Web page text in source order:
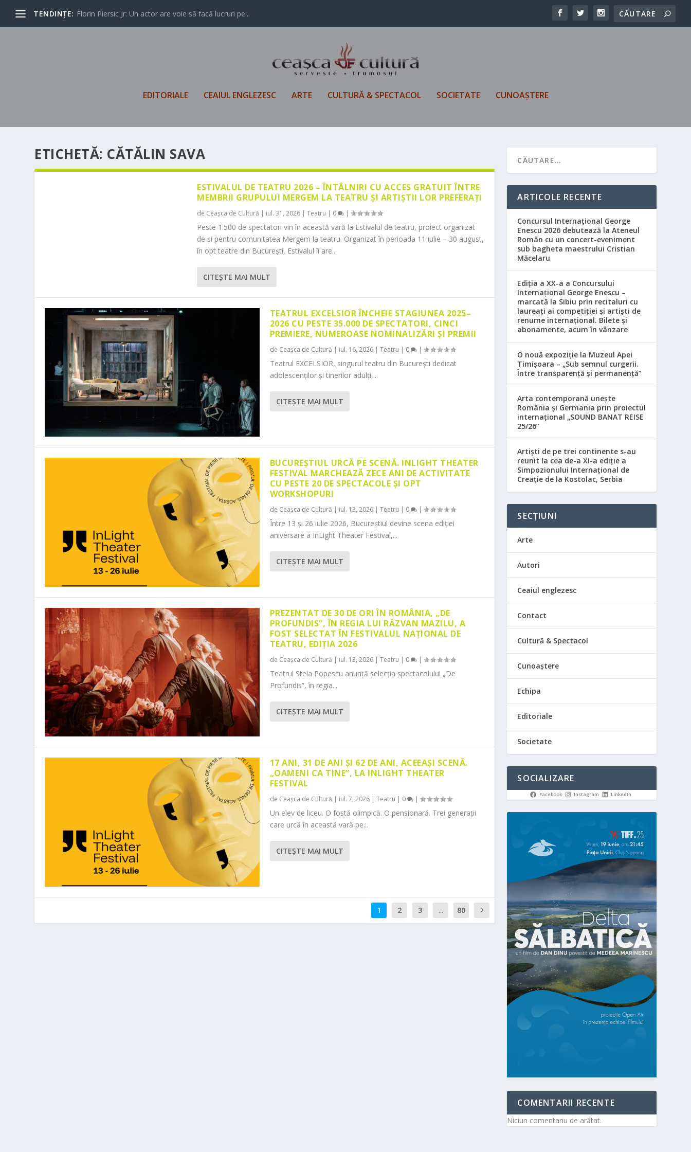
TENDINȚE: Florin Piersic Jr: Un actor are voie să facă lucruri pe...
EDITORIALE CEAIUL ENGLEZESC ARTE CULTURĂ & SPECTACOL SOCIETATE CUNOAȘTERE
ETICHETĂ: CĂTĂLIN SAVA
ESTIVALUL DE TEATRU 2026 – ÎNTÂLNIRI CU ACCES GRATUIT ÎNTRE
MEMBRII GRUPULUI MERGEM LA TEATRU ȘI ARTIȘTII LOR PREFERAȚI
de Ceașca de Cultură | iul. 31, 2026 |Teatru | 0 |
Peste 1.500 de spectatori vin în această vară la Estivalul de teatru, proiect organizat
de și pentru comunitatea Mergem la teatru. Organizat în perioada 11 iulie – 30 august,
în opt teatre din București, Estivalul îi are...
CITEŞTE MAI MULT
TEATRUL EXCELSIOR ÎNCHEIE STAGIUNEA 2025–
2026 CU PESTE 35.000 DE SPECTATORI, CINCI
PREMIERE, NUMEROASE NOMINALIZĂRI ȘI PREMII
de Ceașca de Cultură | iul. 16, 2026| Teatru | 0 |
Teatrul EXCELSIOR, singurul teatru din București dedicat
adolescenților și tinerilor adulți,...
CITEŞTE MAI MULT
BUCUREȘTIUL URCĂ PE SCENĂ. INLIGHT THEATER
FESTIVAL MARCHEAZĂ ZECE ANI DE ACTIVITATE
CU PESTE 20 DE SPECTACOLE ȘI OPT
WORKSHOPURI
de Ceașca de Cultură | iul. 13, 2026| Teatru | 0 |
Între 13 și 26 iulie 2026, Bucureștiul devine scena ediției
aniversare a InLight Theater Festival,...
CITEŞTE MAI MULT
PREZENTAT DE 30 DE ORI ÎN ROMÂNIA, „DE
PROFUNDIS”, ÎN REGIA LUI RĂZVAN MAZILU, A
FOST SELECTAT ÎN FESTIVALUL NAȚIONAL DE
TEATRU, EDIȚIA 2026
de Ceașca de Cultură | iul. 13, 2026| Teatru | 0 |
Teatrul Stela Popescu anunță selecția spectacolului „De
Profundis”, în regia...
CITEŞTE MAI MULT
17 ANI, 31 DE ANI ȘI 62 DE ANI, ACEEAȘI SCENĂ.
„OAMENI CA TINE”, LA INLIGHT THEATER
FESTIVAL
de Ceașca de Cultură | iul. 7, 2026| Teatru | 0 |
Un elev de liceu. O fostă olimpică. O pensionară. Trei generații
care urcă în această vară pe...
CITEŞTE MAI MULT
1 2 3 ... 80
ARTICOLE RECENTE
Concursul Internațional George
Enescu 2026 debutează la Ateneul
Român cu un concert-eveniment
sub bagheta maestrului Cristian
Măcelaru
Ediția a XX-a a Concursului
Internațional George Enescu –
marcată la Sibiu prin recitaluri cu
laureați ai competiției și artiști de
renume internațional. Bilete și
abonamente, acum în vânzare
O nouă expoziție la Muzeul Apei
Timișoara – „Sub semnul curgerii.
Între transparență și permanență”
Arta contemporană unește
România și Germania prin proiectul
internațional „SOUND BANAT REISE
25/26”
Artiști de pe trei continente s-au
reunit la cea de-a XI-a ediție a
Simpozionului Internațional de
Creație de la Kostolac, Serbia
SECȚIUNI
Arte
Autori
Ceaiul englezesc
Contact
Cultură & Spectacol
Cunoaștere
Echipa
Editoriale
Societate
SOCIALIZARE
Facebook Instagram LinkedIn
COMENTARII RECENTE
Niciun comentariu de arătat.